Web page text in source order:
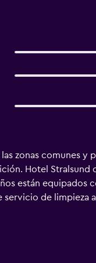
zonas comunes y
Hotel Stralsund
están equipados
servicio de limpieza
más abajo en